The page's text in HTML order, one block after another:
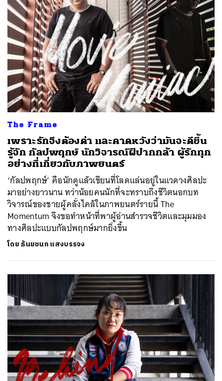
The Frame
เพราะรักจึงต้องด่า และคาดหวังว่ามันจะดีขึ้น
รู้จัก กัลปพฤกษ์ นักวิจารณ์ฝีปากกล้า ผู้รักทุก
อย่างที่เกี่ยวกับภาพยนตร์
‘กัลปพฤกษ์’ คือนักดูแล้วเขียนที่โลดแล่นอยู่ในแวดวงศิลปะ
มาอย่างยาวนาน ทว่าน้อยคนนักที่จะทราบถึงชีวิตนอกบท
วิจารณ์ของชายผู้คลั่งไคล้ในภาพยนตร์รายนี้ The
Momentum จึงขอทำหน้าที่พาผู้อ่านสำรวจชีวิตและมุมมอง
ทางศิลปะแบบกัลปพฤกษ์มากยิ่งขึ้น
โดย ธันยชนก แสงบรรจง